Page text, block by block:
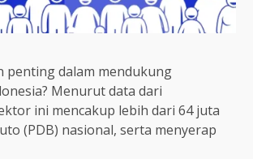
penting dalam mendukung
Menurut data dari
ini mencakup lebih dari 64 juta
(PDB) nasional, serta menyerap